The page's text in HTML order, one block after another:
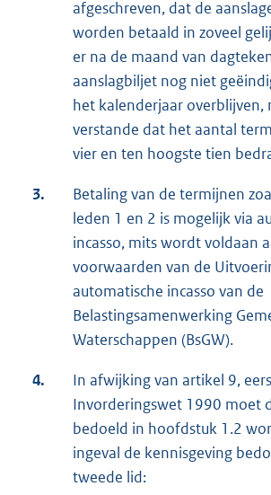
afgeschreven, dat de
worden betaald in zoveel
er na de maand van
aanslagbiljet nog niet
het kalenderjaar overblijven,
verstande dat het aantal
vier en ten hoogste tien
3.
Betaling van de termijnen
leden 1 en 2 is mogelijk via
incasso, mits wordt voldaan
voorwaarden van de
automatische incasso van de
Belastingsamenwerking
Waterschappen (BsGW).
4.
In afwijking van artikel 9,
Invorderingswet 1990 moet
bedoeld in hoofdstuk 1.2
ingeval de kennisgeving
tweede lid: